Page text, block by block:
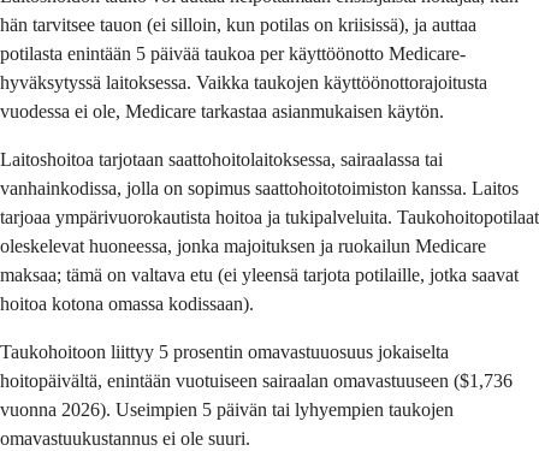
hän tarvitsee tauon (ei silloin, kun potilas on kriisissä), ja auttaa
potilasta enintään 5 päivää taukoa per käyttöönotto Medicare-
hyväksytyssä laitoksessa. Vaikka taukojen käyttöönottorajoitusta
vuodessa ei ole, Medicare tarkastaa asianmukaisen käytön.
Laitoshoitoa tarjotaan saattohoitolaitoksessa, sairaalassa tai
vanhainkodissa, jolla on sopimus saattohoitotoimiston kanssa. Laitos
tarjoaa ympärivuorokautista hoitoa ja tukipalveluita. Taukohoitopotilaat
oleskelevat huoneessa, jonka majoituksen ja ruokailun Medicare
maksaa; tämä on valtava etu (ei yleensä tarjota potilaille, jotka saavat
hoitoa kotona omassa kodissaan).
Taukohoitoon liittyy 5 prosentin omavastuuosuus jokaiselta
hoitopäivältä, enintään vuotuiseen sairaalan omavastuuseen ($1,736
vuonna 2026). Useimpien 5 päivän tai lyhyempien taukojen
omavastuukustannus ei ole suuri.